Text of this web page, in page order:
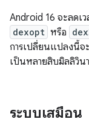
Android 16 จะลดเ
dexopt หรือ
การเปลี่ยนแปลงนี้จ
เป็นหลายสิบมิลลิวิน
ระบบเสมือน